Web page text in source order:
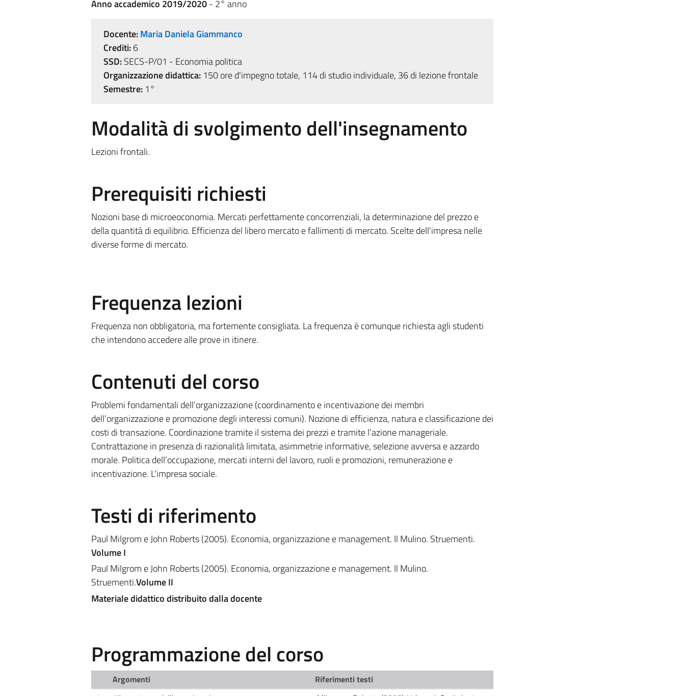
Anno accademico 2019/2020- 2° anno
Docente:Maria Daniela Giammanco
Crediti:6
SSD:SECS-P/01 - Economia politica
Organizzazione didattica:150 ore d'impegno totale, 114 di studio individuale, 36 di lezione frontale
Semestre:1°
Modalità di svolgimento dell'insegnamento
Lezioni frontali.
Prerequisiti richiesti
Nozioni base di microeoconomia. Mercati perfettamente concorrenziali, la determinazione del prezzo e
della quantità di equilibrio. Efficienza del libero mercato e fallimenti di mercato. Scelte dell'impresa nelle
diverse forme di mercato.
Frequenza lezioni
Frequenza non obbligatoria, ma fortemente consigliata. La frequenza è comunque richiesta agli studenti
che intendono accedere alle prove in itinere.
Contenuti del corso
Problemi fondamentali dell’organizzazione (coordinamento e incentivazione dei membri
dell’organizzazione e promozione degli interessi comuni). Nozione di efficienza, natura e classificazione dei
costi di transazione. Coordinazione tramite il sistema dei prezzi e tramite l’azione manageriale.
Contrattazione in presenza di razionalità limitata, asimmetrie informative, selezione avversa e azzardo
morale. Politica dell’occupazione, mercati interni del lavoro, ruoli e promozioni, remunerazione e
incentivazione. L'impresa sociale.
Testi di riferimento
Paul Milgrom e John Roberts (2005). Economia, organizzazione e management. Il Mulino. Struementi.
Volume I
Paul Milgrom e John Roberts (2005). Economia, organizzazione e management. Il Mulino.
Struementi.Volume II
Materiale didattico distribuito dalla docente
Programmazione del corso
Argomenti
Riferimenti testi